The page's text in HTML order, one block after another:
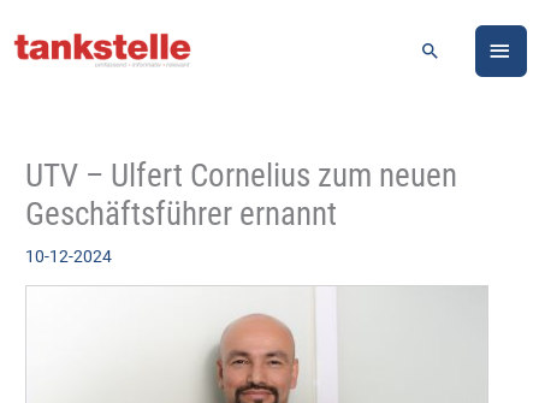
Inhalt
Suchen
UTV – Ulfert Cornelius zum neuen
Geschäftsführer ernannt
10-12-2024